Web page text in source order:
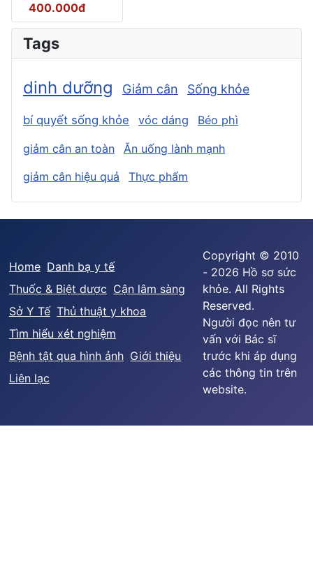
400.000đ
Tags
dinh dưỡng Giảm cân Sống khỏe
bí quyết sống khỏe vóc dáng Béo phì
giảm cân an toàn
Ăn uống lành mạnh
giảm cân hiệu quả
Thực phẩm
Home Danh bạ y tế
Thuốc & Biệt dược Cận lâm sàng
Sở Y Tế Thủ thuật y khoa
Tìm hiểu xét nghiệm
Bệnh tật qua hình ảnh Giới thiệu
Liên lạc
Copyright © 2010
- 2026 Hồ sơ sức
khỏe. All Rights
Reserved.
Người đọc nên tư
vấn với Bác sĩ
trước khi áp dụng
các thông tin trên
website.